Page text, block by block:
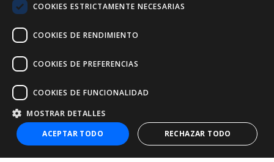
+34 932 20 21 30
nic@entorno.es
COOKIES ESTRICTAMENTE NECESARIAS
COOKIES DE RENDIMIENTO
COOKIES DE PREFERENCIAS
COOKIES DE FUNCIONALIDAD
MOSTRAR DETALLES
ACEPTAR TODO
RECHAZAR TODO